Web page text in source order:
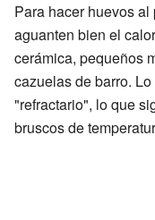
Para hacer huevos
aguanten bien el
cerámica, pequeños
cazuelas de barro.
"refractario", lo que
bruscos de